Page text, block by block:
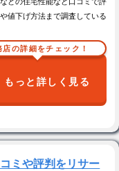
値下げ方法まで調査している
店の詳細をチェック！
もっと詳しく見る
ミや評判をリサー